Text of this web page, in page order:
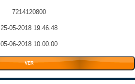
7214120800
25-05-2018 19:46:48
05-06-2018 10:00:00
VER